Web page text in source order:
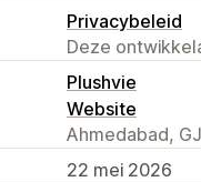
Privacybeleid
Deze
Plushvie
Website
Ahmedabad,
22 mei 2026